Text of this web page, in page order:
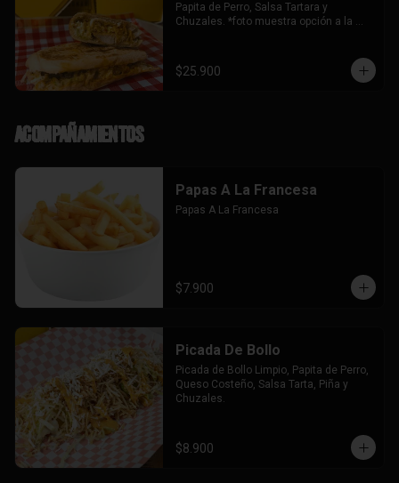
Papita de Perro, Salsa Tartara y
Chuzales. *foto muestra opción a la
$25.900
Acompañamientos
Papas A La Francesa
Papas A La Francesa
$7.900
Picada De Bollo
Picada de Bollo Limpio, Papita de Perro,
Queso Costeño, Salsa Tarta, Piña y
Chuzales.
$8.900